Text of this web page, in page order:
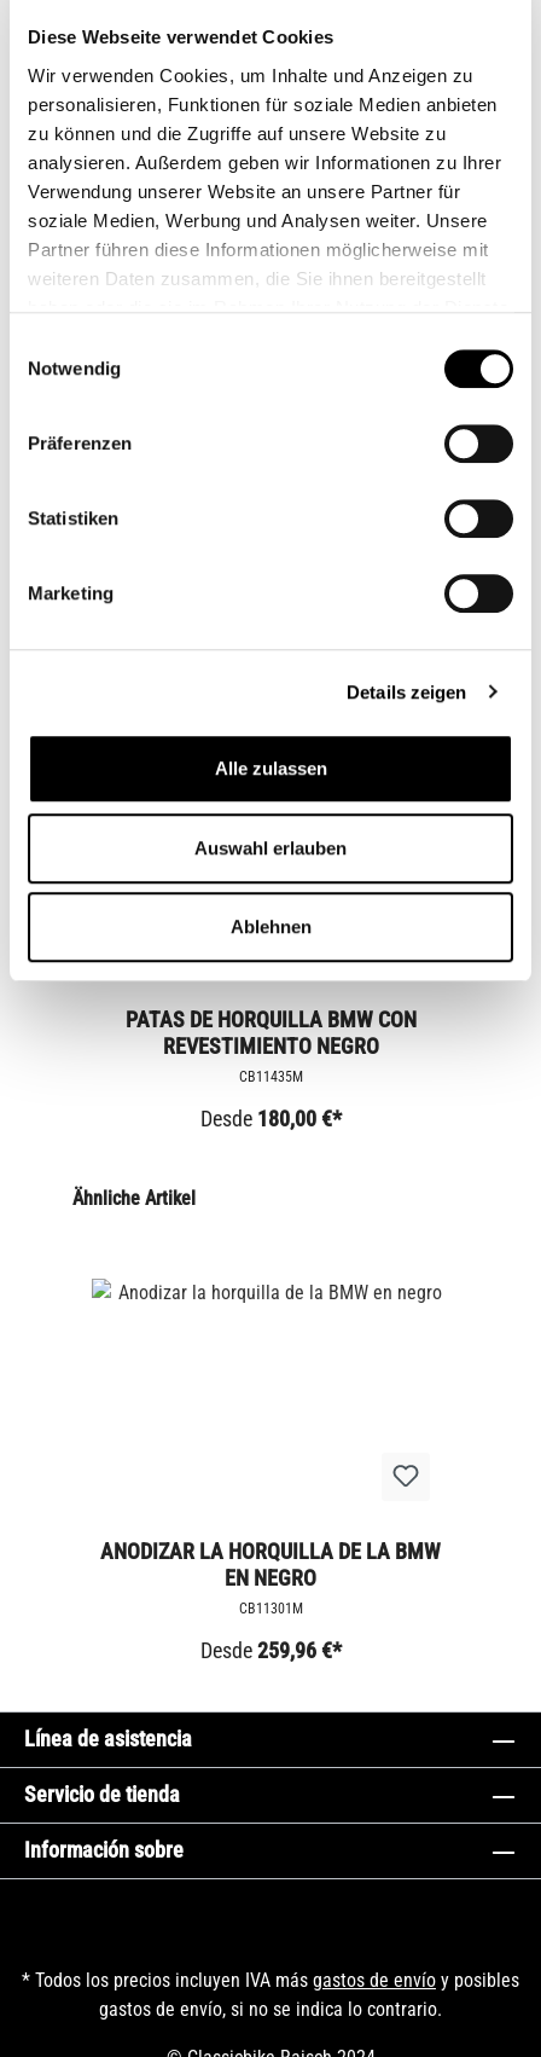
Diese Webseite verwendet Cookies
Wir verwenden Cookies, um Inhalte und Anzeigen zu
personalisieren, Funktionen für soziale Medien anbieten
zu können und die Zugriffe auf unsere Website zu
analysieren. Außerdem geben wir Informationen zu Ihrer
Verwendung unserer Website an unsere Partner für
soziale Medien, Werbung und Analysen weiter. Unsere
Partner führen diese Informationen möglicherweise mit
weiteren Daten zusammen, die Sie ihnen bereitgestellt
Notwendig
Präferenzen
Statistiken
Marketing
Details zeigen
Alle zulassen
Auswahl erlauben
Ablehnen
Cantidad del producto: introduce la cantidad
A la cesta
Añadir a la lista de deseos
número de artículo:
7731531
Shop-Número:
CB12109
para todos los modelos BMW R nineT Classic. Atención: los
Adecuado para
PATAS DE HORQUILLA BMW CON
REVESTIMIENTO NEGRO
CB11435M
Desde 180,00 €*
Ähnliche Artikel
ANODIZAR LA HORQUILLA DE LA BMW
EN NEGRO
CB11301M
Desde259,96 €*
Línea de asistencia
Servicio de tienda
Información sobre
* Todos los precios incluyen IVA más gastos de envío y posibles
gastos de envío, si no se indica lo contrario.